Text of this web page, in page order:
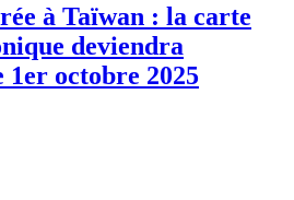
à Taïwan : la carte
deviendra
1er octobre 2025